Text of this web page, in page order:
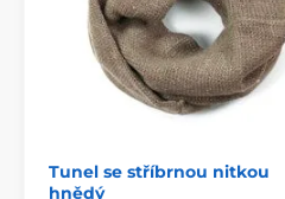
Tunel se stříbrnou nitkou
hnědý